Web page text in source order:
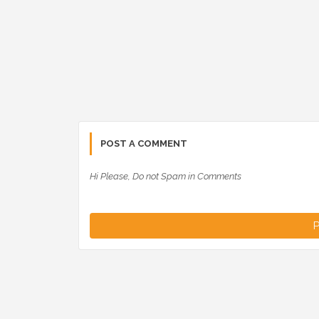
POST A COMMENT
Hi Please, Do not Spam in Comments